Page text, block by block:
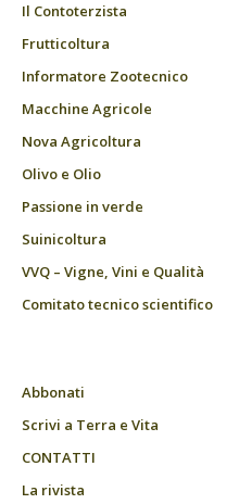
Il Contoterzista
Frutticoltura
Informatore Zootecnico
Macchine Agricole
Nova Agricoltura
Olivo e Olio
Passione in verde
Suinicoltura
VVQ – Vigne, Vini e Qualità
Comitato tecnico scientifico
Abbonati
Scrivi a Terra e Vita
CONTATTI
La rivista